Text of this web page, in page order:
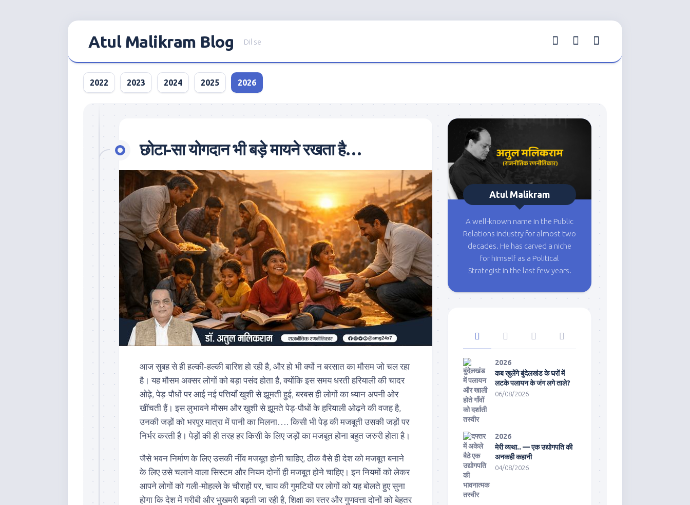
Atul Malikram Blog Dil se
2022 2023 2024 2025 2026
छोटा-सा योगदान भी बड़े मायने रखता है…
आज सुबह से ही हल्की-हल्की बारिश हो रही है, और हो भी क्यों न बरसात का मौसम जो चल रहा
है। यह मौसम अक्सर लोगों को बड़ा पसंद होता है, क्योंकि इस समय धरती हरियाली की चादर
ओढ़े, पेड़-पौधों पर आई नई पत्तियाँ खुशी से झूमती हुई, बरबस ही लोगों का ध्यान अपनी ओर
खींचती हैं। इस लुभावने मौसम और खुशी से झूमते पेड़-पौधों के हरियाली ओढ़ने की वजह है,
उनकी जड़ों को भरपूर मात्रा में पानी का मिलना…. किसी भी पेड़ की मजबूती उसकी जड़ों पर
निर्भर करती है। पेड़ों की ही तरह हर किसी के लिए जड़ों का मजबूत होना बहुत जरुरी होता है।
जैसे भवन निर्माण के लिए उसकी नींव मजबूत होनी चाहिए, ठीक वैसे ही देश को मजबूत बनाने
के लिए उसे चलाने वाला सिस्टम और नियम दोनों ही मजबूत होने चाहिए। इन नियमों को लेकर
आपने लोगों को गली-मोहल्ले के चौराहों पर, चाय की गुमटियों पर लोगों को यह बोलते हुए सुना
होगा कि देश में गरीबी और भुखमरी बढ़ती जा रही है, शिक्षा का स्तर और गुणवत्ता दोनों को बेहतर
Atul Malikram
A well-known name in the Public
Relations industry for almost two
decades. He has carved a niche
for himself as a Political
Strategist in the last few years.
2026
कब खुलेंगे बुंदेलखंड के घरों में
लटके पलायन के जंग लगे ताले?
06/08/2026
2026
मेरी व्यथा.. — एक उद्योगपति की
अनकही कहानी
04/08/2026